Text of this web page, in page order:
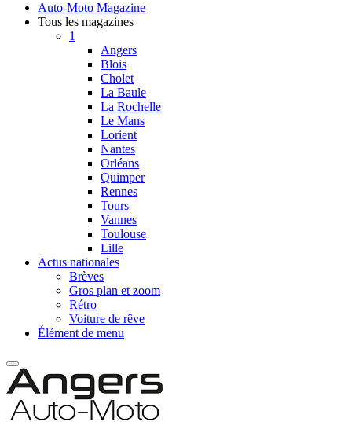
Auto-Moto Magazine
Tous les magazines
1
Angers
Blois
Cholet
La Baule
La Rochelle
Le Mans
Lorient
Nantes
Orléans
Quimper
Rennes
Tours
Vannes
Toulouse
Lille
Actus nationales
Brèves
Gros plan et zoom
Rétro
Voiture de rêve
Élément de menu